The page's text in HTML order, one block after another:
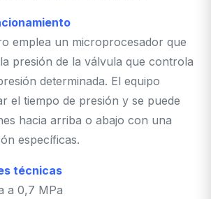
emplea un microprocesador que
presión de la válvula que controla
determinada. El equipo
el tiempo de presión y se puede
hacia arriba o abajo con una
específicas.
técnicas
a 0,7 MPa